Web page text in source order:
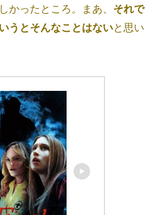
かったところ。まあ、 それで
うとそんなことはないと思い